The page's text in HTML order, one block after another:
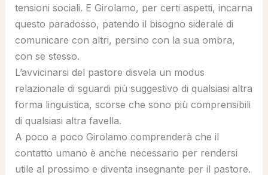
tensioni sociali. E Girolamo, per certi aspetti, incarna
questo paradosso, patendo il bisogno siderale di
comunicare con altri, persino con la sua ombra,
con se stesso.
L’avvicinarsi del pastore disvela un modus
relazionale di sguardi più suggestivo di qualsiasi altra
forma linguistica, scorse che sono più comprensibili
di qualsiasi altra favella.
A poco a poco Girolamo comprenderà che il
contatto umano è anche necessario per rendersi
utile al prossimo e diventa insegnante per il pastore.